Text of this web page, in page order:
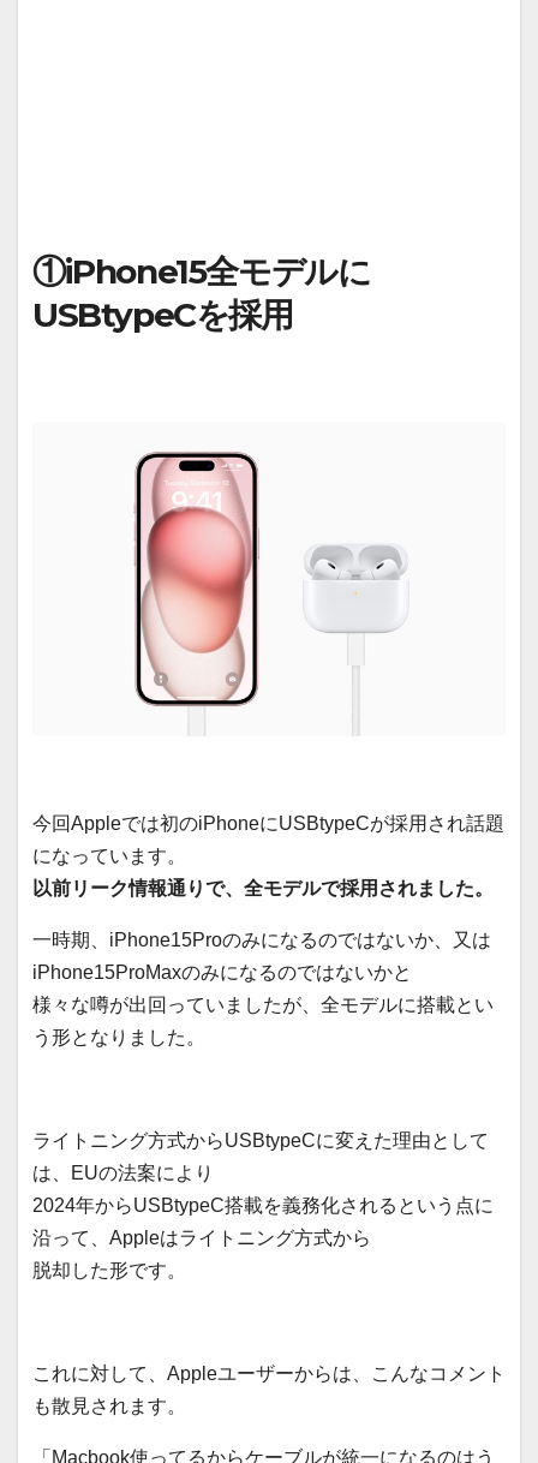
①iPhone15全モデルに
USBtypeCを採用
今回Appleでは初のiPhoneにUSBtypeCが採用され話題
になっています。
以前リーク情報通りで、全モデルで採用されました。
一時期、iPhone15Proのみになるのではないか、又は
iPhone15ProMaxのみになるのではないかと
様々な噂が出回っていましたが、全モデルに搭載とい
う形となりました。
ライトニング方式からUSBtypeCに変えた理由として
は、EUの法案により
2024年からUSBtypeC搭載を義務化されるという点に
沿って、Appleはライトニング方式から
脱却した形です。
これに対して、Appleユーザーからは、こんなコメント
も散見されます。
「Macbook使ってるからケーブルが統一になるのはう